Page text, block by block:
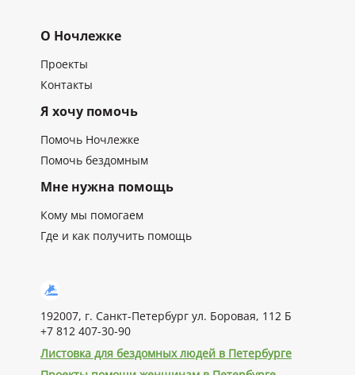
О Ночлежке
Проекты
Контакты
Я хочу помочь
Помочь Ночлежке
Помочь бездомным
Мне нужна помощь
Кому мы помогаем
Где и как получить помощь
192007, г. Санкт-Петербург ул. Боровая, 112 Б
+7 812 407-30-90
Листовка для бездомных людей в Петербурге